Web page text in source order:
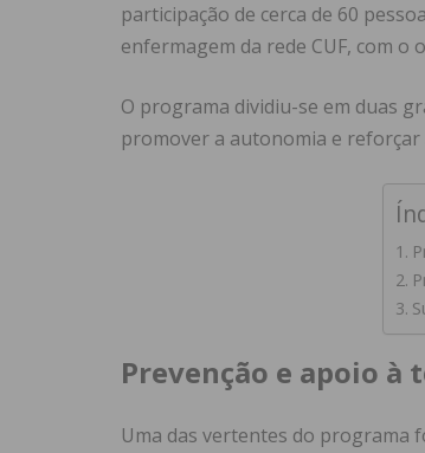
participação de cerca de 60
enfermagem da rede CUF, com
O programa dividiu-se em duas
promover a autonomia e
Prevenção e apoio à
Uma das vertentes do programa